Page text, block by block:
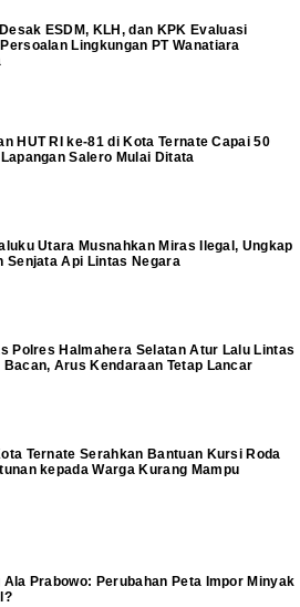
ESDM, KLH, dan KPK Evaluasi
Lingkungan PT Wanatiara
HUT RI ke-81 di Kota Ternate Capai 50
Salero Mulai Ditata
Utara Musnahkan Miras Ilegal, Ungkap
Senjata Api Lintas Negara
Polres Halmahera Selatan Atur Lalu Lintas
Bacan, Arus Kendaraan Tetap Lancar
Ternate Serahkan Bantuan Kursi Roda
kepada Warga Kurang Mampu
Ala Prabowo: Perubahan Peta Impor Minyak